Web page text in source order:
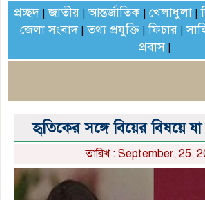
প্রচ্ছদ|জাতীয়|আন্তর্জাতিক| খেলাধুলা|
জেলা সংবাদ|তথ্য প্রযুক্তি |ফিচার |
প্রবাস|
হৃতিকের সঙ্গে বিয়ের বিষয়ে
তারিখ : September, 25,